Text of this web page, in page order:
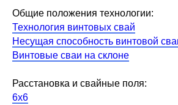
Общие положения технологии:
Технология винтовых свай
Несущая способность винтовой
Винтовые сваи на склоне
Расстановка и свайные поля:
6х6